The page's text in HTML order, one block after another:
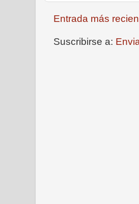
Entrada más
Suscribirse a: